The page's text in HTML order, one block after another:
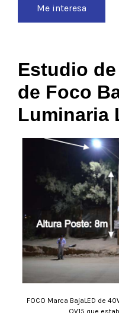
Me interesa
Estudio
de Foco
Luminaria
FOCO Marca BajaLED de